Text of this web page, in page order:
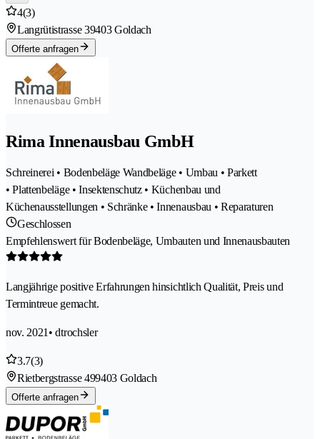
4(3)
Langrütistrasse 39403 Goldach
Offerte anfragen
Rima Innenausbau GmbH
Schreinerei • Bodenbeläge Wandbeläge • Umbau • Parkett
• Plattenbeläge • Insektenschutz • Küchenbau und
Küchenausstellungen • Schränke • Innenausbau • Reparaturen
Geschlossen
Empfehlenswert für Bodenbeläge, Umbauten und Innenausbauten
Langjährige positive Erfahrungen hinsichtlich Qualität, Preis und
Termintreue gemacht.
nov. 2021 • dtrochsler
3.7(3)
Rietbergstrasse 499403 Goldach
Offerte anfragen